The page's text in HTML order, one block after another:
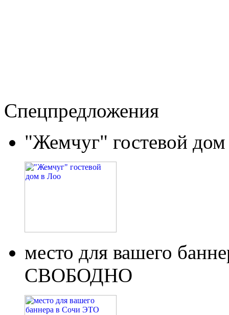
Спецпредложения
"Жемчуг" гостевой
место для вашего
СВОБОДНО